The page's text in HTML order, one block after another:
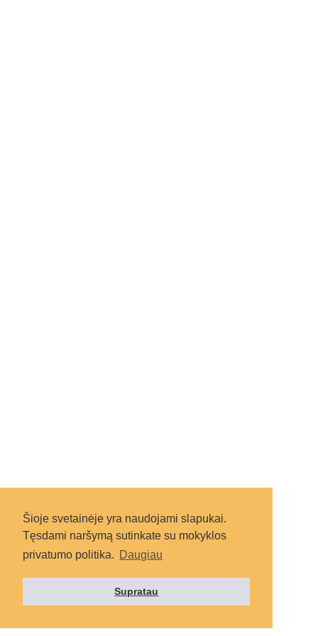
Šioje svetainėje yra naudojami slapukai.
Tęsdami naršymą sutinkate su mokyklos
privatumo politika. Daugiau
Supratau